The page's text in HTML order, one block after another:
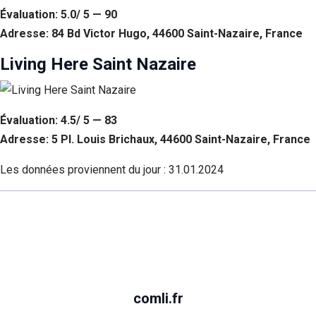
Évaluation: 5.0/ 5 — 90
Adresse: 84 Bd Victor Hugo, 44600 Saint-Nazaire, France
Living Here Saint Nazaire
Évaluation: 4.5/ 5 — 83
Adresse: 5 Pl. Louis Brichaux, 44600 Saint-Nazaire, France
Les données proviennent du jour : 31.01.2024
comli.fr